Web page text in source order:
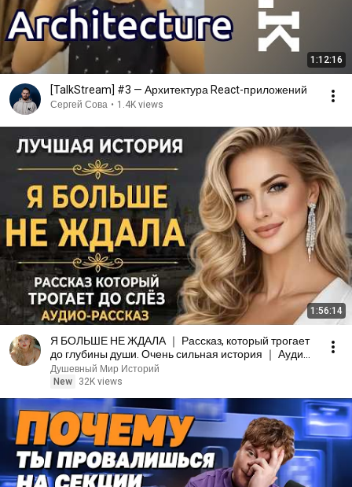
1:12:16
[TalkStream] #3 — Архитектура React-приложений
Сергей Сова • 1.4K views
1:56:14
Я БОЛЬШЕ НЕ ЖДАЛА ｜ Рассказ, который трогает
до глубины души. Очень сильная история ｜ Аудио
рассказ
Душевный Мир Историй
New
32K views